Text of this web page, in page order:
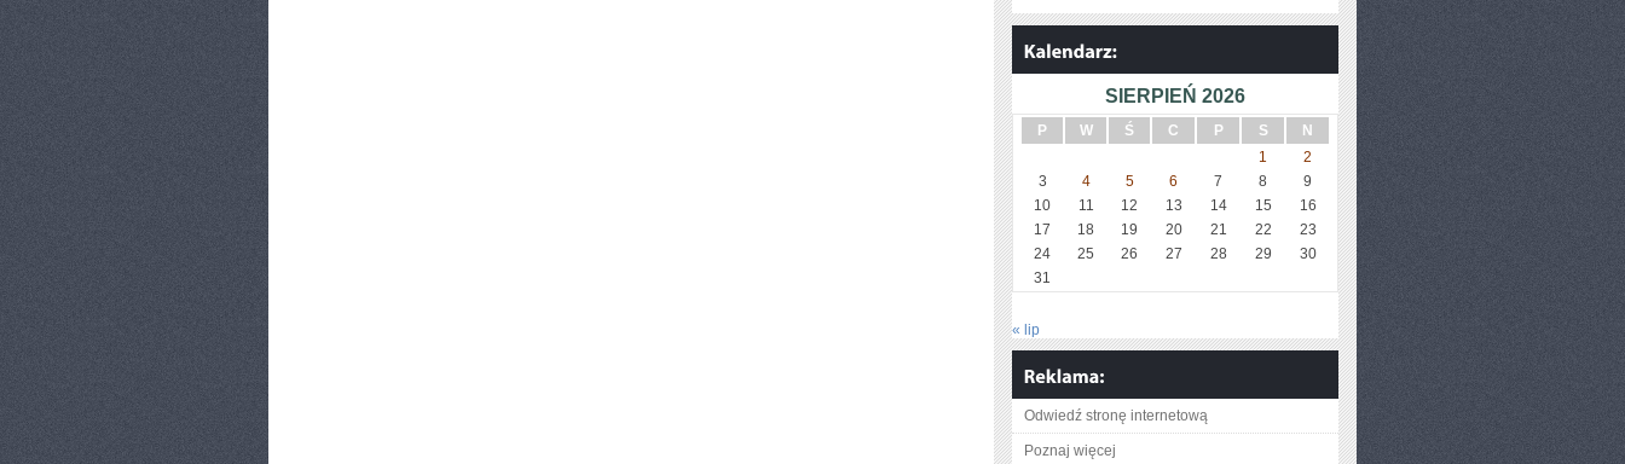
SIERPIEŃ 2026
P W Ś C P S
N
1
2
3
4 5 6 7 8
9
10
11 12 13 14 15
16
17
18 19 20 21 22
23
24
25 26 27 28 29
30
31
« lip
Odwiedź stronę internetową
Poznaj więcej